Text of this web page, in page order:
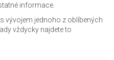
informace.
vývojem jednoho z oblíbených
vždycky najdete to